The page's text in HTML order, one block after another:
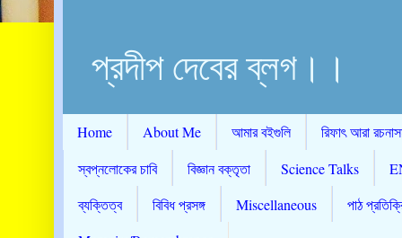
প্রদীপ দেবের ব্লগ।।
Home About Me আমার বইগুলি
রিফাৎ আরা
স্বপ্নলোকের চাবি
বিজ্ঞান বক্তৃতা Science Talks
ব্যক্তিত্ব
বিবিধ প্রসঙ্গ Miscellaneous
পাঠ